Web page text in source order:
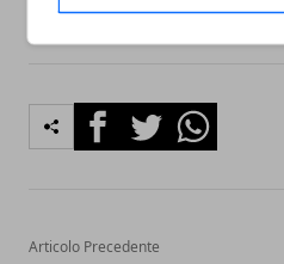
FacebookTwitterWhatsapp
Articolo Precedente